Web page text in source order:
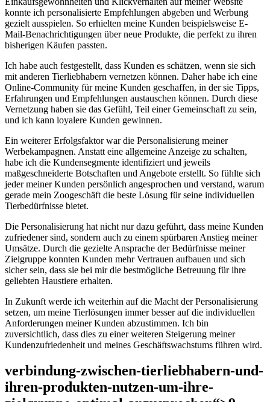
konnte ich personalisierte Empfehlungen abgeben und Werbung
gezielt ausspielen. So ‍erhielten meine Kunden beispielsweise E-
Mail-Benachrichtigungen über ⁣neue Produkte, die perfekt zu ihren
bisherigen Käufen passten.
Ich ⁤habe auch festgestellt, dass Kunden es schätzen, wenn sie ​sich
mit anderen Tierliebhabern vernetzen können. ⁣Daher habe ich eine
Online-Community für meine ‌Kunden geschaffen, in der sie ⁢Tipps,
‌Erfahrungen und Empfehlungen austauschen können. Durch diese
Vernetzung haben sie das Gefühl, Teil einer Gemeinschaft zu sein,
und ⁤ich kann loyalere Kunden gewinnen.
Ein weiterer ⁣Erfolgsfaktor war die⁢ Personalisierung meiner
Werbekampagnen. Anstatt eine allgemeine Anzeige zu schalten,
habe ich die Kundensegmente⁤ identifiziert⁢ und jeweils
maßgeschneiderte Botschaften und Angebote erstellt.​ So fühlte sich
jeder meiner Kunden persönlich angesprochen und​ verstand, ‌warum
gerade mein​ Zoogeschäft die beste Lösung für seine individuellen
Tierbedürfnisse⁣ bietet.
Die Personalisierung ‌hat nicht nur dazu geführt, dass meine Kunden
zufriedener sind, sondern auch zu einem spürbaren Anstieg meiner​
Umsätze. Durch die ⁢gezielte Ansprache der Bedürfnisse meiner
Zielgruppe konnten ⁤Kunden mehr Vertrauen ‌aufbauen und sich
sicher sein, dass sie bei‌ mir die bestmögliche Betreuung ⁢für​ ihre
geliebten Haustiere erhalten.
In Zukunft werde ​ich weiterhin auf die ⁤Macht ‌der Personalisierung
setzen, um ‍meine Tierlösungen immer besser auf die individuellen
Anforderungen meiner Kunden abzustimmen. Ich bin
zuversichtlich, dass⁢ dies zu einer weiteren Steigerung meiner
Kundenzufriedenheit und meines Geschäftswachstums führen wird.
verbindung-zwischen-tierliebhabern-und-
ihren-produkten-nutzen-um-ihre-